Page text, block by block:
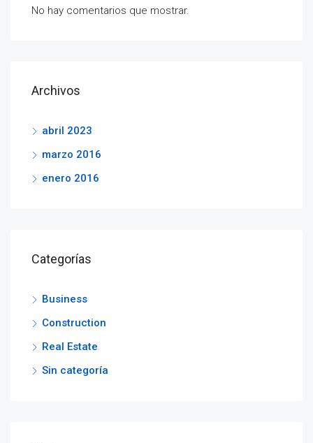
No hay comentarios que mostrar.
Archivos
abril 2023
marzo 2016
enero 2016
Categorías
Business
Construction
Real Estate
Sin categoría